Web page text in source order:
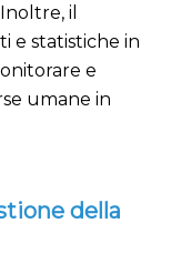
il
e statistiche in
e
umane in
della